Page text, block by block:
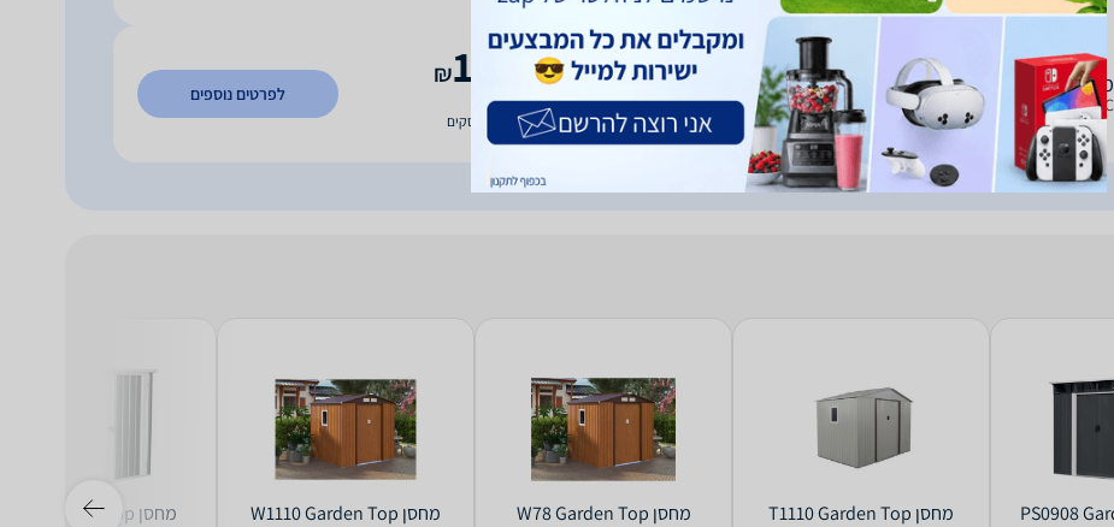
מחסן מתכת לגינה Garden Top דגם skyC
skyC
1,899
₪
עד 14 ימי עסקים
לפרטים נוספים
‏מחסן T1110 Garden Top ‏מחסן W78 Garden Top ‏מחסן W1110 Garden Top ‏מחסן F10K Garden Top